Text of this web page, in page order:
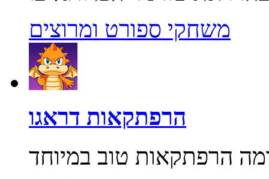
משחקי ספורט ומרוצים
הרפתקאות דראגו